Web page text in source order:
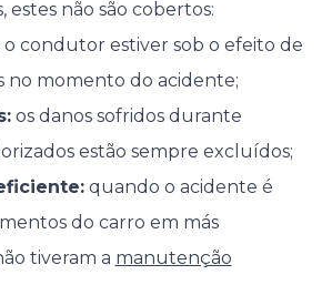
estes não são cobertos:
condutor estiver sob o efeito de
no momento do acidente;
os danos sofridos durante
estão sempre excluídos;
quando o acidente é
do carro em más
tiveram a manutenção